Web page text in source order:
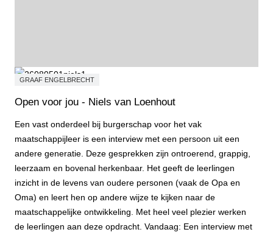
GRAAF ENGELBRECHT
Open voor jou - Niels van Loenhout
Een vast onderdeel bij burgerschap voor het vak
maatschappijleer is een interview met een persoon uit een
andere generatie. Deze gesprekken zijn ontroerend, grappig,
leerzaam en bovenal herkenbaar. Het geeft de leerlingen
inzicht in de levens van oudere personen (vaak de Opa en
Oma) en leert hen op andere wijze te kijken naar de
maatschappelijke ontwikkeling. Met heel veel plezier werken
de leerlingen aan deze opdracht. Vandaag: Een interview met